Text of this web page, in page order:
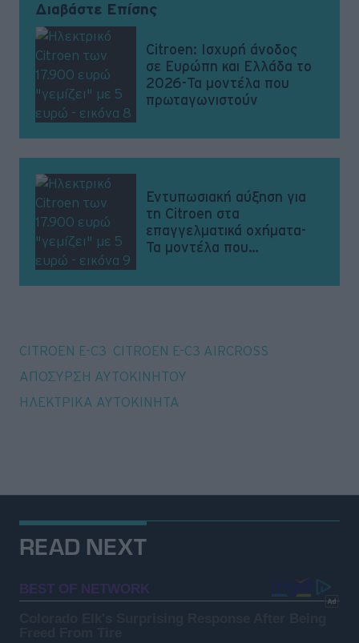
Διαβάστε Επίσης
Citroen: Ισχυρή άνοδος
σε Ευρώπη και Ελλάδα το
2026-Τα μοντέλα που
πρωταγωνιστούν
Εντυπωσιακή αύξηση για
τη Citroen στα
επαγγελματικά οχήματα-
Τα μοντέλα που
CITROEN E-C3 CITROEN E-C3 AIRCROSS
ΑΠΟΣΥΡΣΗ ΑΥΤΟΚΙΝΗΤΟΥ
ΗΛΕΚΤΡΙΚΑ ΑΥΤΟΚΙΝΗΤΑ
READ NEXT